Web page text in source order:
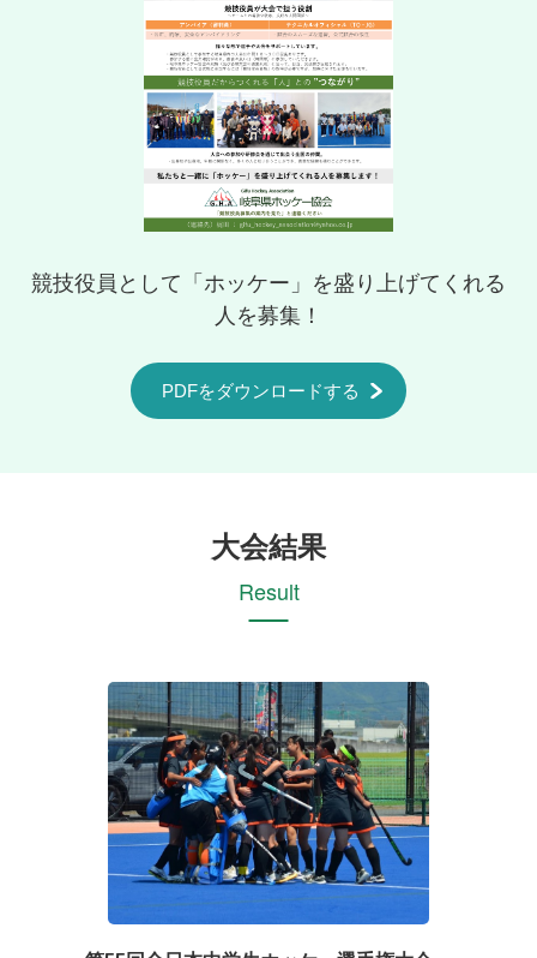
競技役員として「ホッケー」を盛り上げてくれる
人を募集！
PDFをダウンロードする
大会結果
Result